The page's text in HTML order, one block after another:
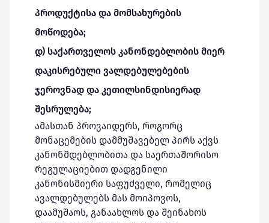
პროდუქტისა და მომსახურების
მოწოდება;
დ) საქართველოს კანონდებლობის მიერ
დაკისრებული ვალდებულებების
ჯეროვნად და კეთილსინდისიერად
შესრულება;
ამასთან პროვაიდერს, როგორც
მონაცემების დამმუშავებელ პირს აქვს
კანონმდებლობითა და საერთაშორისო
რეგულაციებით დადგენილი
კანონისმიერი საფუძველი, რომელიც
ავალდებულებს მას მოიპოვოს,
დაამუშაოს, განაახლოს და შეინახოს